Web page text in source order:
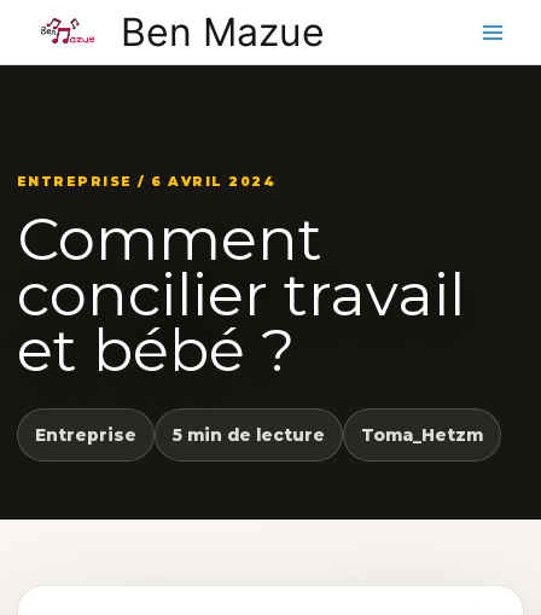
contenu
Ben Mazue
ENTREPRISE / 6 AVRIL 2024
Comment
concilier travail
et bébé ?
Entreprise 5 min de lecture Toma_Hetzm